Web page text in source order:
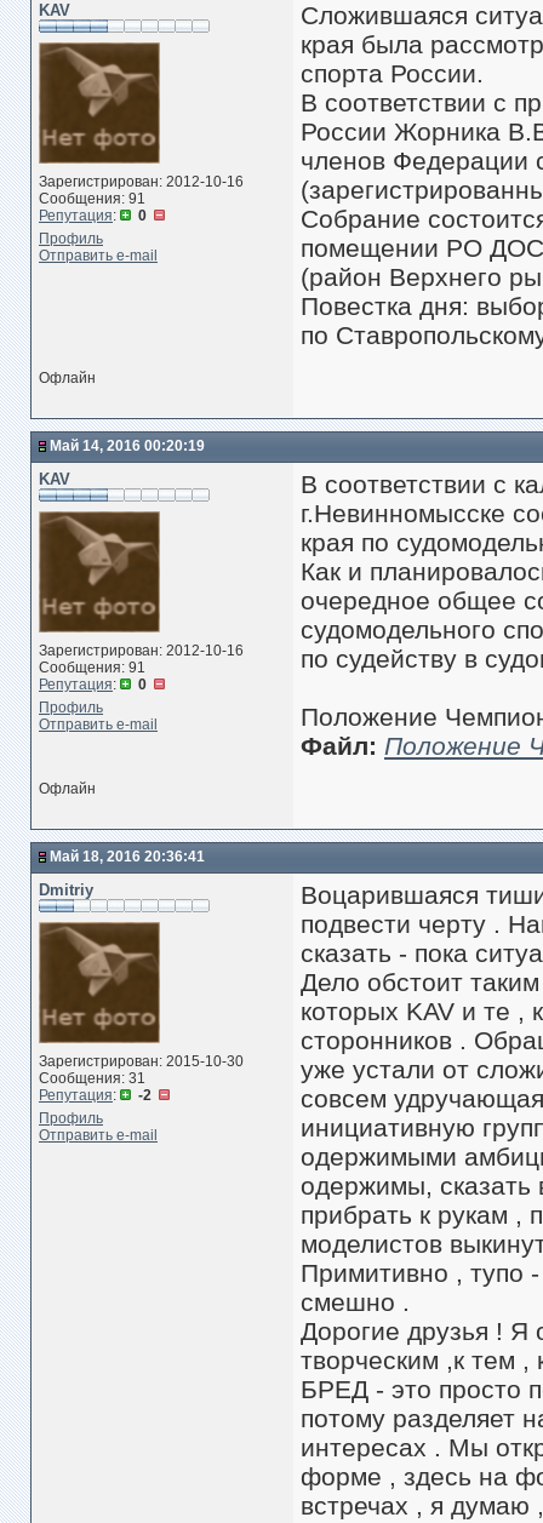
KAV
Зарегистрирован: 2012-10-16
Сообщения: 91
Репутация:
0
Профиль
Отправить e-mail
Сложившаяся
края была
спорта России.
В соответствии с
России Жорника
членов Федерации
Собрание
помещении РО
(район Верхнего
Повестка дня:
по
Офлайн
Май 14, 2016 00:20:19
KAV
Зарегистрирован: 2012-10-16
Сообщения: 91
Репутация:
0
Профиль
Отправить e-mail
В соответствии с
г.Невинномысске
края по
Как и
очередное общее
судомодельного
по судейству в
Положение
Файл: Положение
Офлайн
Май 18, 2016 20:36:41
Dmitriy
Зарегистрирован: 2015-10-30
Сообщения: 31
Репутация:
-2
Профиль
Отправить e-mail
Воцарившаяся
подвести черту .
сказать - пока
Дело обстоит
которых KAV и те ,
сторонников .
уже устали от
совсем
инициативную
одержимыми
одержимы, сказать
прибрать к рукам ,
моделистов
Примитивно , тупо
смешно .
Дорогие друзья !
творческим ,к тем
БРЕД - это просто
потому разделяет
интересах . Мы
форме , здесь на
встречах , я думаю